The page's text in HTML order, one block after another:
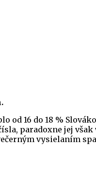
od 16 do 18 %
paradoxne jej
vysielaním